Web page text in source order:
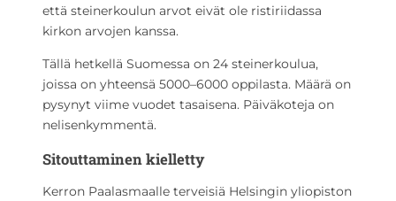
että steinerkoulun arvot eivät ole ristiriidassa
kirkon arvojen kanssa.
Tällä hetkellä Suomessa on 24 steinerkoulua,
joissa on yhteensä 5000–6000 oppilasta. Määrä on
pysynyt viime vuodet tasaisena. Päiväkoteja on
nelisenkymmentä.
Sitouttaminen kielletty
Kerron Paalasmaalle terveisiä Helsingin yliopiston